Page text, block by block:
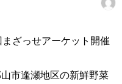
ざっせアーケット開催
市逢瀬地区の新鮮野菜